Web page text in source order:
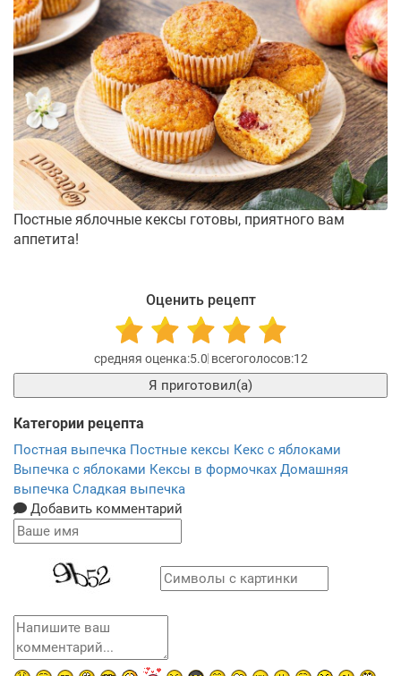
Постные яблочные кексы готовы, приятного вам
аппетита!
Оценить рецепт
5.0 12
Я приготовил(а)
Категории рецепта
Постная выпечка Постные кексы Кекс с яблоками
Выпечка с яблоками Кексы в формочках Домашняя
выпечка Сладкая выпечка
Добавить комментарий